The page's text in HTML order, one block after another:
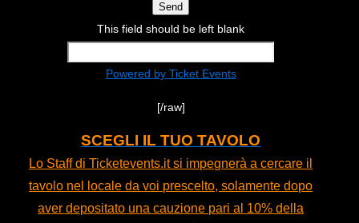
Send
This field should be left blank
Powered by Ticket Events
[/raw]
SCEGLI IL TUO TAVOLO
Lo Staff di Ticketevents.it si impegnerà a cercare il
tavolo nel locale da voi prescelto, solamente dopo
aver depositato una cauzione pari al 10% della